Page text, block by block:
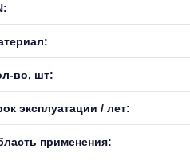
во, шт:
эксплуатации / лет:
применения: